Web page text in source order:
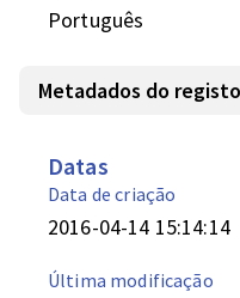
Português
Metadados do registo
Datas
Data de criação
2016-04-14 15:14:14
Última modificação